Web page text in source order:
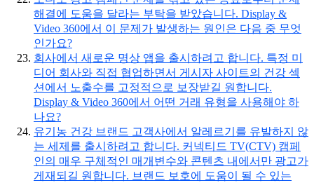
해결에 도움을 달라는 부탁을 받았습니다. Display &
Video 360에서 이 문제가 발생하는 원인은 다음 중 무엇
인가요?
회사에서 새로운 명상 앱을 출시하려고 합니다. 특정 미
디어 회사와 직접 협업하면서 게시자 사이트의 건강 섹
션에서 노출수를 고정적으로 보장받길 원합니다.
Display & Video 360에서 어떤 거래 유형을 사용해야 하
나요?
유기농 건강 브랜드 고객사에서 알레르기를 유발하지 않
는 세제를 출시하려고 합니다. 커넥티드 TV(CTV) 캠페
인의 매우 구체적인 매개변수와 콘텐츠 내에서만 광고가
게재되길 원합니다. 브랜드 보호에 도움이 될 수 있는